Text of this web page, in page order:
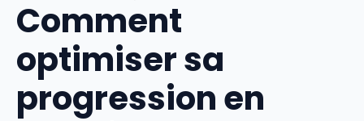
Comment
optimiser sa
progression en